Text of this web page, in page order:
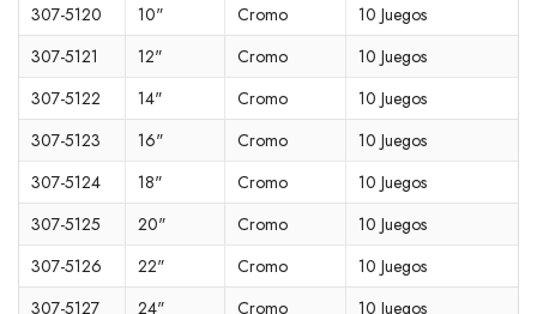
307-5120 10" Cromo
10 Juegos
307-5121
12" Cromo
10 Juegos
307-5122
14" Cromo
10 Juegos
307-5123
16" Cromo
10 Juegos
307-5124
18" Cromo
10 Juegos
307-5125
20" Cromo
10 Juegos
307-5126
22" Cromo
10 Juegos
307-5127
24" Cromo
10 Juegos